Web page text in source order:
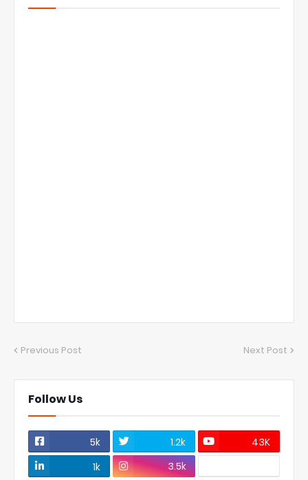
Previous Post Next Post
Follow Us
5k 1.2k
43K
1k
3.5k